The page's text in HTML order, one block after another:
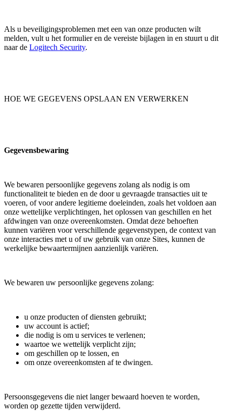
Als u beveiligingsproblemen met een van onze producten wilt
melden, vult u het formulier en de vereiste bijlagen in en stuurt u dit
naar de Logitech Security.
HOE WE GEGEVENS OPSLAAN EN VERWERKEN
Gegevensbewaring
We bewaren persoonlijke gegevens zolang als nodig is om
functionaliteit te bieden en de door u gevraagde transacties uit te
voeren, of voor andere legitieme doeleinden, zoals het voldoen aan
onze wettelijke verplichtingen, het oplossen van geschillen en het
afdwingen van onze overeenkomsten. Omdat deze behoeften
kunnen variëren voor verschillende gegevenstypen, de context van
onze interacties met u of uw gebruik van onze Sites, kunnen de
werkelijke bewaartermijnen aanzienlijk variëren.
We bewaren uw persoonlijke gegevens zolang:
u onze producten of diensten gebruikt;
uw account is actief;
die nodig is om u services te verlenen;
waartoe we wettelijk verplicht zijn;
om geschillen op te lossen, en
om onze overeenkomsten af te dwingen.
Persoonsgegevens die niet langer bewaard hoeven te worden,
worden op gezette tijden verwijderd.